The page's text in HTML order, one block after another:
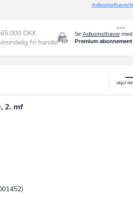
SeAdkomsthaver
Premium abonnement
DKK
fri handel
2. mf